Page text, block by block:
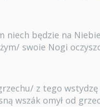
niech będzie na
swoie Nogi
z tego
wszák omył od